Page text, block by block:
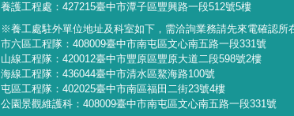
養護工程處：427215臺中市潭子區豐興路一段512號5樓
※養工處駐外單位地址及科室如下，需洽詢業務請先來電確認所
市六區工程隊：408009臺中市南屯區文心南五路一段331號
山線工程隊：420012臺中市豐原區豐原大道二段598號2樓
海線工程隊：436044臺中市清水區鰲海路100號
屯區工程隊：402025臺中市南區福田二街23號4樓
公園景觀維護科：408009臺中市南屯區文心南五路一段331號